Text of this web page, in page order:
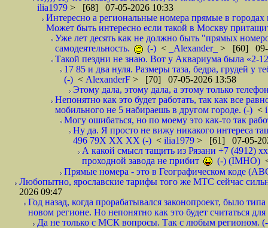
ilia1979 > [68] 07-05-2026 10:33
Интересно а региональные номера прямые в
Может быть интересно если такой в Москву
Уже лет десять как не должно быть "прямых
самодеятельность.
(-) < _Alexander_ > [60] 09-
Такой пездни не знаю. Вот у Аквариума была «2-
17 85 и два нуля. Размеры таза, бедра, грудей у
(-) < AlexanderF > [70] 07-05-2026 13:58
Этому дала, этому дала, а этому только
Непонятно как это будет работать, так как все
мобильного не 5 набираешь в другом городе. (-) <
Могу ошибаться, но по моему это как-то так
Ну да. Я просто не вижу никакого интереса
496 79Х ХХ ХХ (-) < ilia1979 > [61] 07-05-
А какой смысл тащить из Рязани +7 (4912)
проходной завода не прибит
(-) (IMHO)
Прямые номера - это в Географическом коде
Любопытно, ярославские тарифы того же МТС сейчас
2026 09:47
Год назад, когда прорабатывался законопроект, было
новом регионе. Но непонятно как это будет считаться
Да не только с МСК вопросы. Так с любым регионом.